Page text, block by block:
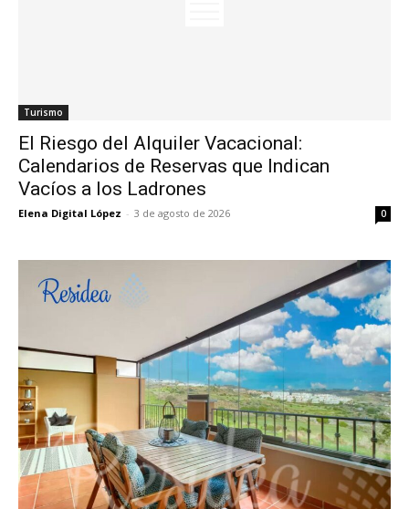
Turismo
El Riesgo del Alquiler Vacacional:
Calendarios de Reservas que Indican
Vacíos a los Ladrones
Elena Digital López - 3 de agosto de 2026 0